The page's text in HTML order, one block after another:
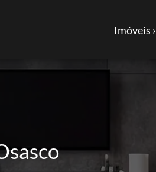
Imóveis ›